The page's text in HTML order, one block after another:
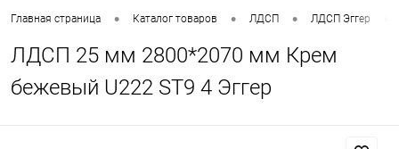
Главная страница • Каталог товаров • ЛДСП • ЛДСП Эггер
ЛДСП 25 мм 2800*2070 мм Крем
бежевый U222 ST9 4 Эггер